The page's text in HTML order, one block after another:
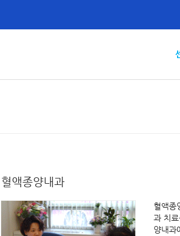
혈액종양내과
혈액종
과 치
양내과